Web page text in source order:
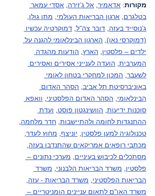
מקורות: אדאמיר אל ג’זירה
אסדי עמאר
בטלגרם
ארגון הבריאות העולמי מתן גולן
ג’נוסייד בעזה דובר צה"ל דמוקרטיה עכשיו
(דמוקרסי נאו)
הארגון הבינלאומי להגנה על
ילדים – פלסטין
הארץ הודעות מהגדה
המערבית הועדה לענייני אסירים ואסירים
לשעבר המכון למחקרי בטחון לאומי
באוניברסיטת תל אביב הסהר האדום
הבינלאומי
הסהר האדום הפלסטיני
וואפא
סוכנות ידיעות הוושינגטון פוסט
ועדת
ההתנגדות לחומה ולהתיישבות חדר מלחמה
טכנולוגיה למען פלסטין
יוניצף מחוץ לעדר
מכתבי רופאים אמריקאים שהתנדבו בעזה
מסתכלים לכיבוש בעיניים
מערכי נתונים –
פלסטין
משרד הבריאות הלבנוני
משרד
הבריאות הפלסטיני
משרד הבריאות - עזה
משרד האו"ם לתאום עניינים הומניטריים –